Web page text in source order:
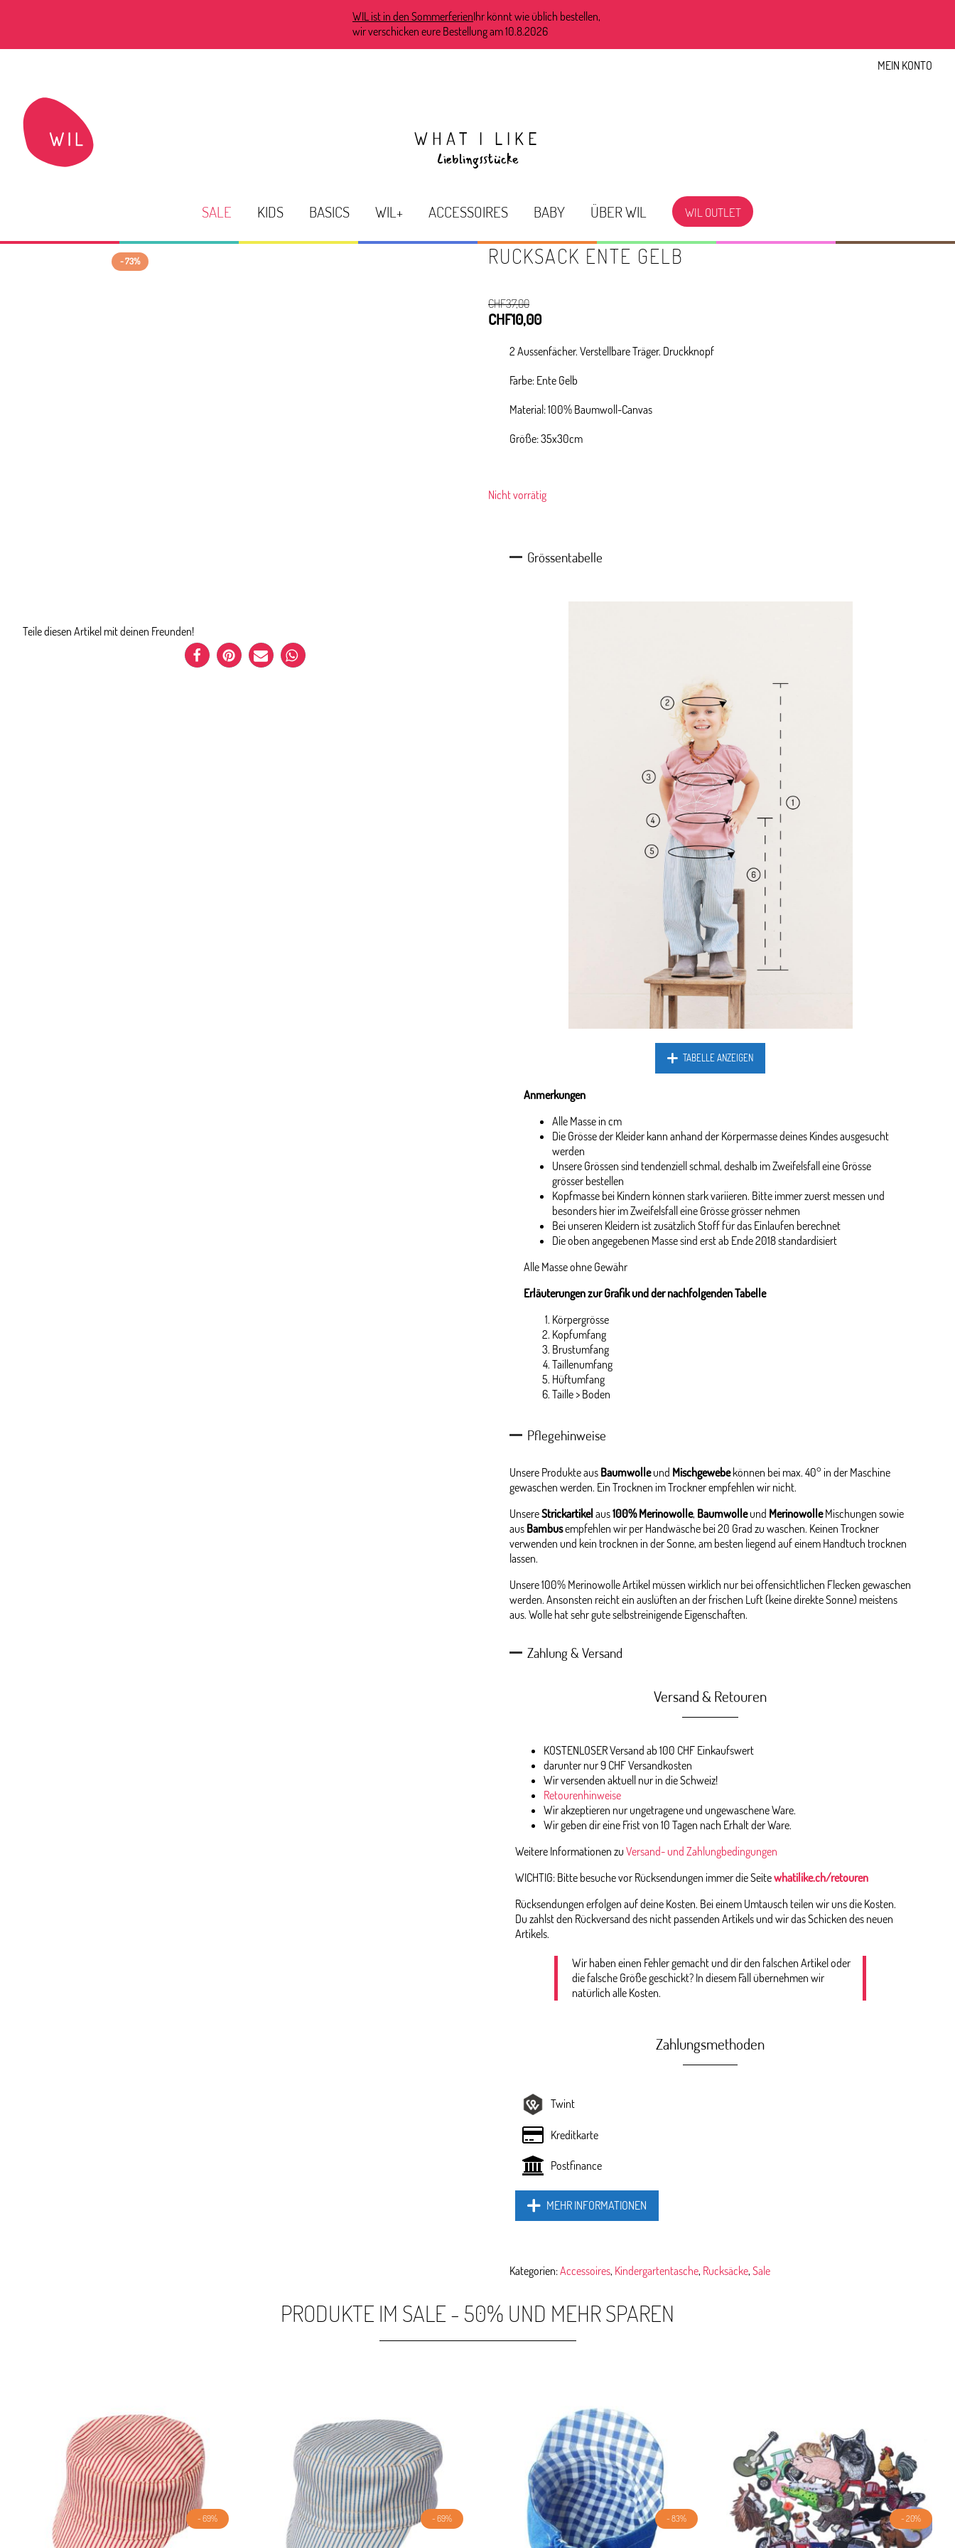
WIL ist in den SommerferienIhr könnt wie üblich bestellen,
wir verschicken eure Bestellung am 10.8.2026
MEIN KONTO
WHAT I LIKE
Lieblingsstücke
SALE KIDS BASICS WIL+ ACCESSOIRES BABY ÜBER WIL WIL OUTLET
- 73%
Teile diesen Artikel mit deinen Freunden!
RUCKSACK ENTE GELB
CHF37,00
Ursprünglicher
CHF10,00Aktueller
ist:
2 Aussenfächer. Verstellbare Träger. Druckknopf
Farbe: Ente Gelb
Material: 100% Baumwoll-Canvas
Größe: 35x30cm
Nicht vorrätig
Grössentabelle
TABELLE ANZEIGEN
Anmerkungen
Alle Masse in cm
Die Grösse der Kleider kann anhand der Körpermasse deines Kindes ausgesucht
werden
Unsere Grössen sind tendenziell schmal, deshalb im Zweifelsfall eine Grösse
grösser bestellen
Kopfmasse bei Kindern können stark variieren. Bitte immer zuerst messen und
besonders hier im Zweifelsfall eine Grösse grösser nehmen
Bei unseren Kleidern ist zusätzlich Stoff für das Einlaufen berechnet
Die oben angegebenen Masse sind erst ab Ende 2018 standardisiert
Alle Masse ohne Gewähr
Erläuterungen zur Grafik und der nachfolgenden Tabelle
Körpergrösse
Kopfumfang
Brustumfang
Taillenumfang
Hüftumfang
Taille > Boden
Pflegehinweise
Unsere Produkte aus Baumwolleund Mischgewebekönnen bei max. 40° in der Maschine
gewaschen werden. Ein Trocknen im Trockner empfehlen wir nicht.
UnsereStrickartikel aus100% Merinowolle, Baumwolleund MerinowolleMischungen sowie
aus Bambusempfehlen wir per Handwäsche bei 20 Grad zu waschen. Keinen Trockner
verwenden und kein trocknen in der Sonne, am besten liegend auf einem Handtuch trocknen
lassen.
Unsere 100% Merinowolle Artikel müssen wirklich nur bei offensichtlichen Flecken gewaschen
werden. Ansonsten reicht ein auslüften an der frischen Luft (keine direkte Sonne) meistens
aus. Wolle hat sehr gute selbstreinigende Eigenschaften.
Zahlung & Versand
Versand & Retouren
KOSTENLOSER Versand ab 100 CHF Einkaufswert
darunter nur 9 CHF Versandkosten
Wir versenden aktuell nur in die Schweiz!
Retourenhinweise
Wir akzeptieren nur ungetragene und ungewaschene Ware.
Wir geben dir eine Frist von 10 Tagen nach Erhalt der Ware.
Weitere Informationen zu Versand- und Zahlungbedingungen
WICHTIG: Bitte besuche vor Rücksendungen immer die Seitewhatilike.ch/retouren
Rücksendungen erfolgen auf deine Kosten. Bei einem Umtausch teilen wir uns die Kosten.
Du zahlst den Rückversand des nicht passenden Artikels und wir das Schicken des neuen
Artikels.
Wir haben einen Fehler gemacht und dir den falschen Artikel oder
die falsche Größe geschickt? In diesem Fall übernehmen wir
natürlich alle Kosten.
Zahlungsmethoden
Twint
Kreditkarte
Postfinance
MEHR INFORMATIONEN
Kategorien:Accessoires, Kindergartentasche, Rucksäcke, Sale
PRODUKTE IM SALE - 50% UND MEHR SPAREN
- 69% - 69% - 83% - 20%